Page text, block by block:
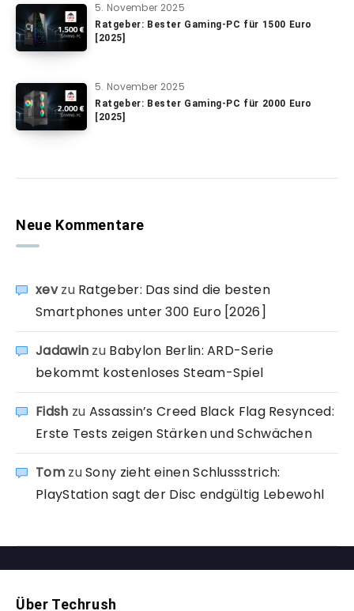
5. November 2025
Ratgeber: Bester Gaming-PC für 1500 Euro
[2025]
5. November 2025
Ratgeber: Bester Gaming-PC für 2000 Euro
[2025]
Neue Kommentare
xevzu Ratgeber: Das sind die besten
Smartphones unter 300 Euro [2026]
Jadawin zu Babylon Berlin: ARD-Serie
bekommt kostenloses Steam-Spiel
Fidsh zu Assassin’s Creed Black Flag Resynced:
Erste Tests zeigen Stärken und Schwächen
TomzuSony zieht einen Schlussstrich:
PlayStation sagt der Disc endgültig Lebewohl
Über Techrush